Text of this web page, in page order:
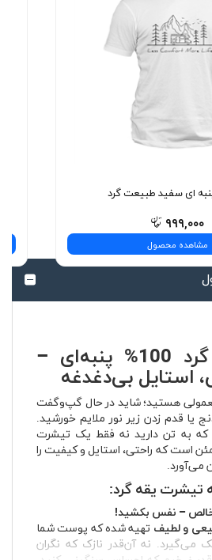
ای سفید طبیعت گرد
۹۹۹,۰۰۰
مشاهده محصول
تیشرت یقه گرد 100% پنبه‌ای –
استایل بی‌دغدغه
هستید؛ شاید در حال گپ‌وگفت
یا قدم زدن زیر نور ملایم خورشید.
که به تن دارید نه فقط یک تیشرت
است که راحتی، استایل و کیفیت را
می‌آورد.
تیشرت یقه گرد:
و لطیف تهیه شده که پوست شما
می‌گیرد. نه آن‌قدر نازک که نگران